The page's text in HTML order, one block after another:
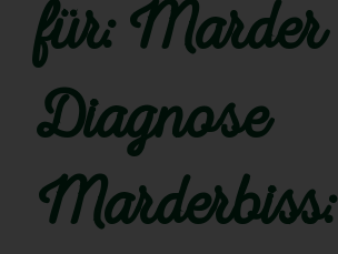
für: Marder
Diagnose
Marderbiss: